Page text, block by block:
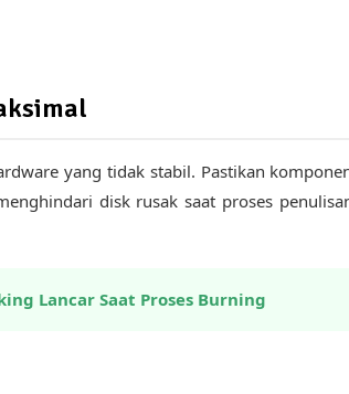
yang tidak stabil. Pastikan
disk rusak saat proses
Lancar Saat Proses Burning